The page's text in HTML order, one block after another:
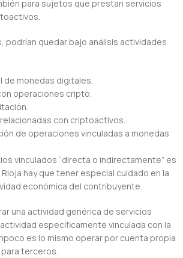
para sujetos que prestan servicios
podrían quedar bajo análisis actividades
de monedas digitales.
operaciones cripto.
con criptoactivos.
de operaciones vinculadas a monedas
vinculados “directa o indirectamente” es
Rioja hay que tener especial cuidado en la
económica del contribuyente.
una actividad genérica de servicios
específicamente vinculada con la
es lo mismo operar por cuenta propia
terceros.